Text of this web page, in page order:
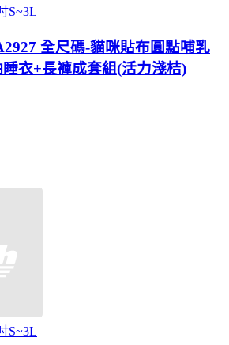
S~3L
全尺碼-貓咪貼布圓點哺乳
衣+長褲成套組(活力淺桔)
S~3L